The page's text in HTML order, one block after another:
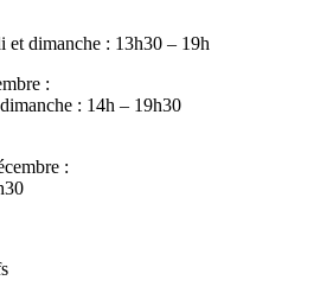
et dimanche : 13h30 – 19h
:
: 14h – 19h30
: